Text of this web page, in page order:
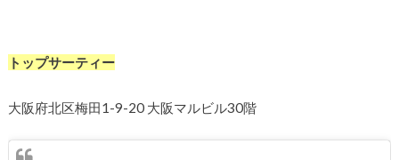
トップサーティー
大阪府北区梅田1-9-20 大阪マルビル30階